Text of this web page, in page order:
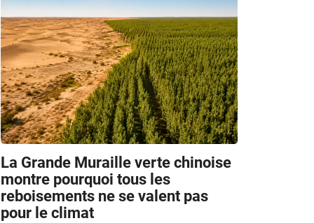
La Grande Muraille verte chinoise
montre pourquoi tous les
reboisements ne se valent pas
pour le climat